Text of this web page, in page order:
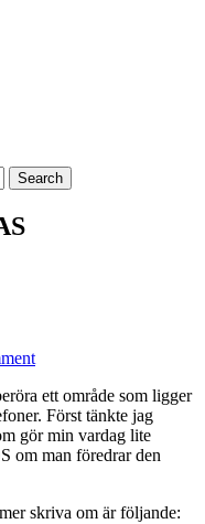
ett område som ligger
Först tänkte jag
gör min vardag lite
om man föredrar den
skriva om är följande: